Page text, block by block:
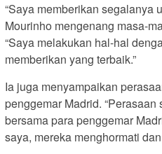
“Saya memberikan segalanya
Mourinho mengenang masa-
“Saya melakukan hal-hal
memberikan yang terbaik.”
Ia juga menyampaikan
penggemar Madrid.
bersama para penggemar
saya, mereka menghormati